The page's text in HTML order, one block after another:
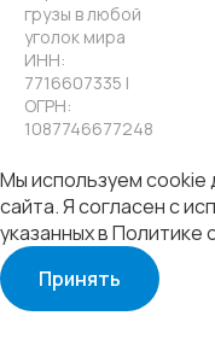
грузы в любой
уголок мира
ИНН:
7716607335 |
ОГРН:
1087746677248
Мы используем cookie
сайта. Я согласен с
указанных вПолитике
Принять